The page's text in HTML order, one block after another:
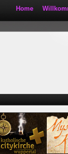
Home